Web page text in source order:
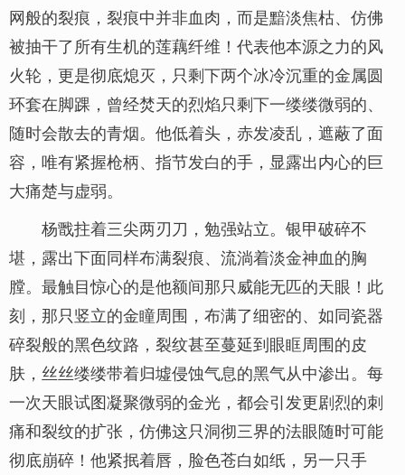
网般的裂痕，裂痕中并非血肉，而是黯淡焦枯、仿佛
被抽干了所有生机的莲藕纤维！代表他本源之力的风
火轮，更是彻底熄灭，只剩下两个冰冷沉重的金属圆
环套在脚踝，曾经焚天的烈焰只剩下一缕缕微弱的、
随时会散去的青烟。他低着头，赤发凌乱，遮蔽了面
容，唯有紧握枪柄、指节发白的手，显露出内心的巨
大痛楚与虚弱。
杨戬拄着三尖两刃刀，勉强站立。银甲破碎不
堪，露出下面同样布满裂痕、流淌着淡金神血的胸
膛。最触目惊心的是他额间那只威能无匹的天眼！此
刻，那只竖立的金瞳周围，布满了细密的、如同瓷器
碎裂般的黑色纹路，裂纹甚至蔓延到眼眶周围的皮
肤，丝丝缕缕带着归墟侵蚀气息的黑气从中渗出。每
一次天眼试图凝聚微弱的金光，都会引发更剧烈的刺
痛和裂纹的扩张，仿佛这只洞彻三界的法眼随时可能
彻底崩碎！他紧抿着唇，脸色苍白如纸，另一只手